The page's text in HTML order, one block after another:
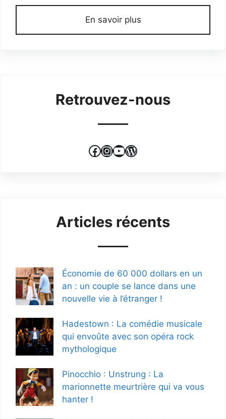
En savoir plus
Retrouvez-nous
Facebook
Instagram
YouTube
WordPress
Articles récents
Économie de 60 000 dollars en un
an : un couple se lance dans une
nouvelle vie à l’étranger !
Hadestown : La comédie musicale
qui envoûte avec son opéra rock
mythologique
Pinocchio : Unstrung : La
marionnette meurtrière qui va vous
hanter !